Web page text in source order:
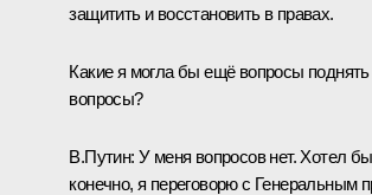
защитить и восстановить в правах.
Какие я могла бы ещё вопросы
вопросы?
В.Путин: У меня вопросов нет. Хотел
конечно, я переговорю с Генеральным